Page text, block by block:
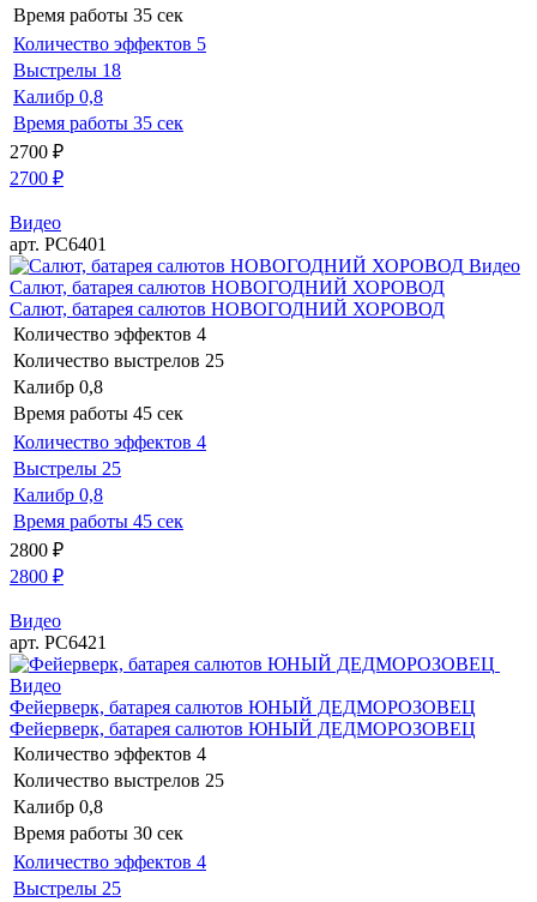
Время работы 35 сек
Количество эффектов 5
Выстрелы 18
Калибр 0,8
Время работы 35 сек
2700 ₽
2700 ₽
Видео
арт. РС6401
Видео
Салют, батарея салютов НОВОГОДНИЙ ХОРОВОД
Салют, батарея салютов НОВОГОДНИЙ ХОРОВОД
Количество эффектов 4
Количество выстрелов 25
Калибр 0,8
Время работы 45 сек
Количество эффектов 4
Выстрелы 25
Калибр 0,8
Время работы 45 сек
2800 ₽
2800 ₽
Видео
арт. РС6421
Видео
Фейерверк, батарея салютов ЮНЫЙ ДЕДМОРОЗОВЕЦ
Фейерверк, батарея салютов ЮНЫЙ ДЕДМОРОЗОВЕЦ
Количество эффектов 4
Количество выстрелов 25
Калибр 0,8
Время работы 30 сек
Количество эффектов 4
Выстрелы 25